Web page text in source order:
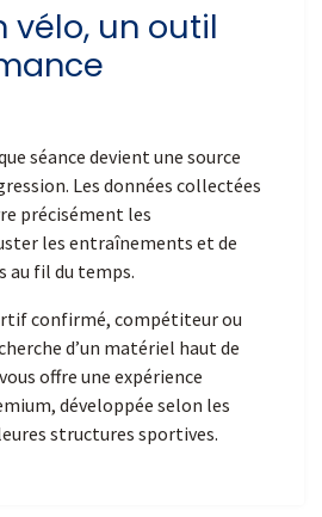
vélo, un outil
séance devient une source
Les données collectées
précisément les
les entraînements et de
au fil du temps.
confirmé, compétiteur ou
d’un matériel haut de
vous offre une expérience
développée selon les
structures sportives.